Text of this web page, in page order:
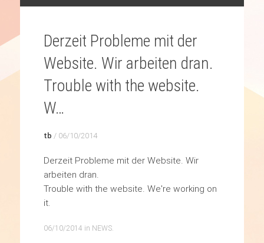
SPRINGEN
Derzeit Probleme mit der
Website. Wir arbeiten dran.
Trouble with the website.
W…
tb / 06/10/2014
Derzeit Probleme mit der Website. Wir
arbeiten dran.
Trouble with the website. We're working on
it.
06/10/2014 in NEWS.